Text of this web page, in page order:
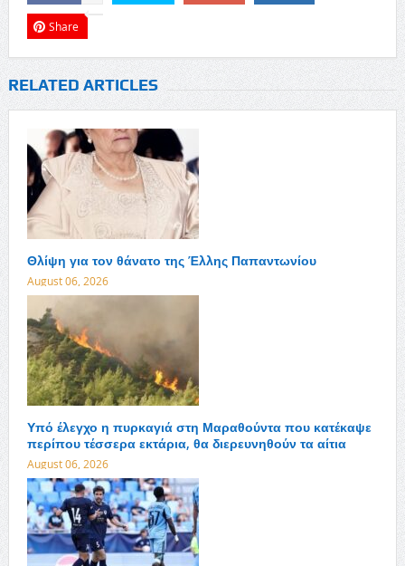
Share
RELATED ARTICLES
Θλίψη για τον θάνατο της Έλλης Παπαντωνίου
August 06, 2026
Υπό έλεγχο η πυρκαγιά στη Μαραθούντα που κατέκαψε
περίπου τέσσερα εκτάρια, θα διερευνηθούν τα αίτια
August 06, 2026